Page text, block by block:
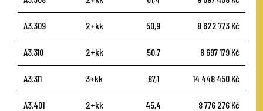
A3.309 2+kk 50,9 8 622 773 Kč
A3.310 2+kk 50,7 8 697 179 Kč
A3.311 3+kk 87,1 14 448 450 Kč
A3.401 2+kk 45,4 8 776 276 Kč